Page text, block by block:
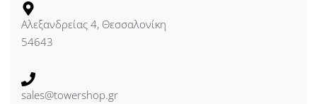
Αλεξανδρείας 4, Θεσσαλονίκη
54643
sales@towershop.gr